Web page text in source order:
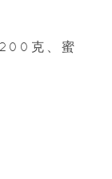
克、蜜